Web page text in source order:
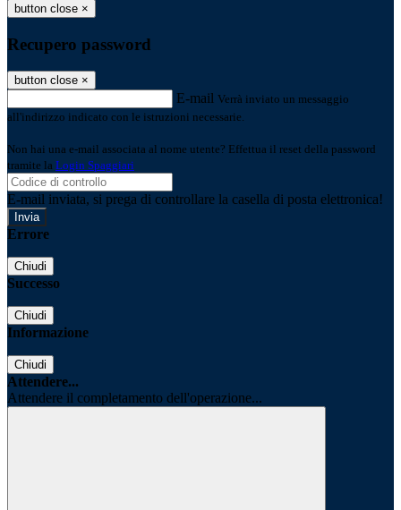
button close ×
Recupero password
button close ×
E-mail Verrà inviato un messaggio
all'indirizzo indicato con le istruzioni necessarie.
Non hai una e-mail associata al nome utente? Effettua il reset della password
tramite la Login Spaggiari
E-mail inviata, si prega di controllare la casella di posta elettronica!
Errore
Chiudi
Successo
Chiudi
Informazione
Chiudi
Attendere...
Attendere il completamento dell'operazione...